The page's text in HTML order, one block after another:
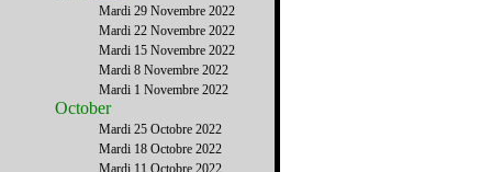
Mardi 29 Novembre 2022
Mardi 22 Novembre 2022
Mardi 15 Novembre 2022
Mardi 8 Novembre 2022
Mardi 1 Novembre 2022
October
Mardi 25 Octobre 2022
Mardi 18 Octobre 2022
Mardi 11 Octobre 2022